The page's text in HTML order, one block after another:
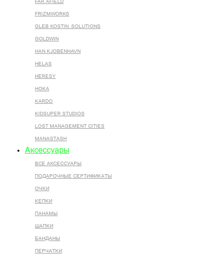
FAR AFIELD
FRIZMWORKS
GLEB KOSTIN .SOLUTIONS
GOLDWIN
HAN KJOBENHAVN
HELAS
HERESY
HOKA
KARDO
KIDSUPER STUDIOS
LOST MANAGEMENT CITIES
MANASTASH
Аксессуары
ВСЕ AКСЕССУАРЫ
ПОДАРОЧНЫЕ СЕРТИФИКАТЫ
ОЧКИ
КЕПКИ
ПАНАМЫ
ШАПКИ
БАНДАНЫ
ПЕРЧАТКИ